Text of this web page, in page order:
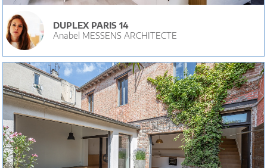
DUPLEX PARIS 14
Anabel MESSENS ARCHITECTE